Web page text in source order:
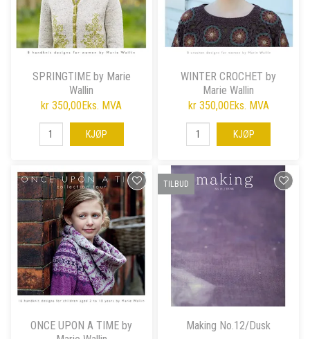
SPRINGTIME by Marie
Wallin
kr 350,00Eks. MVA
KJØP
WINTER CROCHET by
Marie Wallin
kr 350,00Eks. MVA
KJØP
ONCE UPON A TIME by
TILBUD
Making No.12/Dusk